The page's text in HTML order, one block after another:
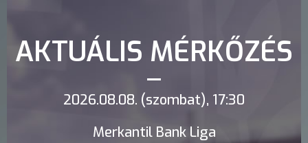
AKTUÁLIS MÉRKŐZÉS
2026.08.08. (szombat), 17:30
Merkantil Bank Liga